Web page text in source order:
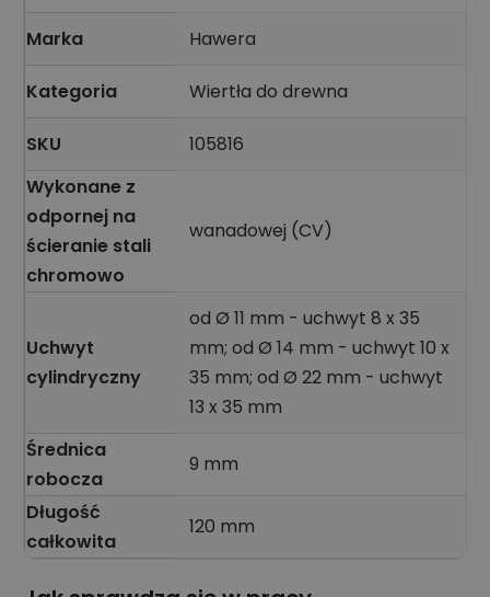
Marka Hawera
Kategoria Wiertła do drewna
SKU
105816
Wykonane z
odpornej na
ścieranie stali
chromowo
wanadowej (CV)
Uchwyt
cylindryczny
od Ø 11 mm - uchwyt 8 x 35
mm; od Ø 14 mm - uchwyt 10 x
35 mm; od Ø 22 mm - uchwyt
13 x 35 mm
Średnica
robocza
9 mm
Długość
całkowita
120 mm